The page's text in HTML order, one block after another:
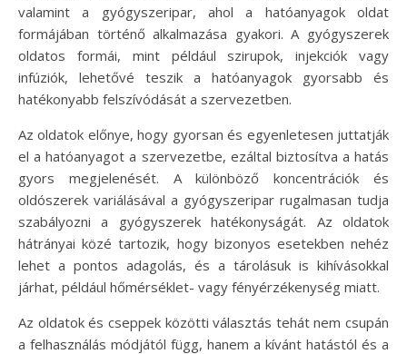
valamint a gyógyszeripar, ahol a hatóanyagok oldat
formájában történő alkalmazása gyakori. A gyógyszerek
oldatos formái, mint például szirupok, injekciók vagy
infúziók, lehetővé teszik a hatóanyagok gyorsabb és
hatékonyabb felszívódását a szervezetben.
Az oldatok előnye, hogy gyorsan és egyenletesen juttatják
el a hatóanyagot a szervezetbe, ezáltal biztosítva a hatás
gyors megjelenését. A különböző koncentrációk és
oldószerek variálásával a gyógyszeripar rugalmasan tudja
szabályozni a gyógyszerek hatékonyságát. Az oldatok
hátrányai közé tartozik, hogy bizonyos esetekben nehéz
lehet a pontos adagolás, és a tárolásuk is kihívásokkal
járhat, például hőmérséklet- vagy fényérzékenység miatt.
Az oldatok és cseppek közötti választás tehát nem csupán
a felhasználás módjától függ, hanem a kívánt hatástól és a